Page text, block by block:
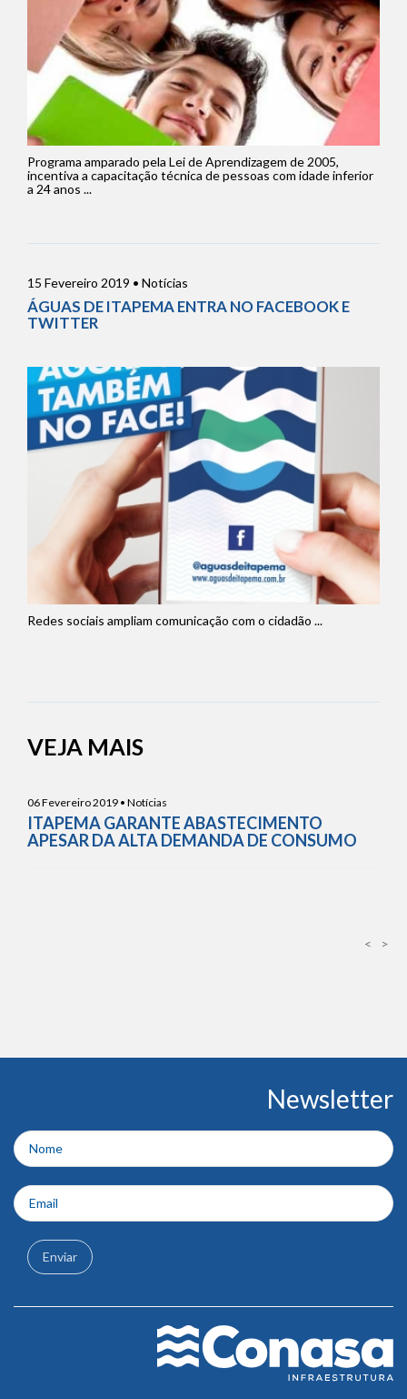
Programa amparado pela Lei de Aprendizagem de 2005,
incentiva a capacitação técnica de pessoas com idade inferior
a 24 anos ...
15 Fevereiro 2019 • Notícias
ÁGUAS DE ITAPEMA ENTRA NO FACEBOOK E
TWITTER
Redes sociais ampliam comunicação com o cidadão ...
VEJA MAIS
06 Fevereiro 2019 • Notícias
ITAPEMA GARANTE ABASTECIMENTO
APESAR DA ALTA DEMANDA DE CONSUMO
< >
rodapé
Newsletter
Enviar